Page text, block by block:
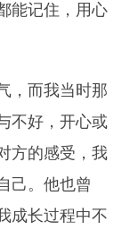
能记住，用心
，而我当时那
不好，开心或
方的感受，我
己。他也曾
成长过程中不